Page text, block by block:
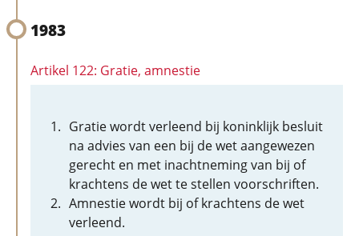
1983
Artikel 122: Gratie, amnestie
Gratie wordt verleend bij koninklijk besluit
na advies van een bij de wet aangewezen
gerecht en met inachtneming van bij of
krachtens de wet te stellen voorschriften.
Amnestie wordt bij of krachtens de wet
verleend.